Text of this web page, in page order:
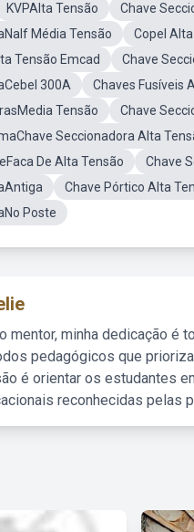
KVPAlta Tensão Chave
Média Tensão
Copel
Tensão Emcad
Chave
300A
Chaves Fusíveis
Tensão
Chave
Seccionadora Alta
De Alta Tensão
Chave
Chave Pórtico Alta
Poste
mentor, minha dedicação é
pedagógicos que
é orientar os estudantes
reconhecidas pelas